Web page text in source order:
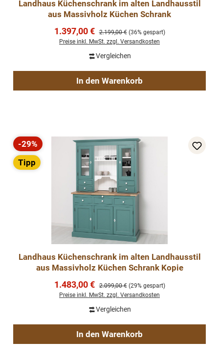
Landhaus Küchenschrank im alten Landhausstil
aus Massivholz Küchen Schrank
Verkaufspreis:
1.397,00 € Regulärer Preis:
2.199,00 € (36% gespart)
Preise inkl. MwSt. zzgl. Versandkosten
Vergleichen
In den Warenkorb
Rabatt
-29%
Tipp
Landhaus Küchenschrank im alten Landhausstil
aus Massivholz Küchen Schrank Kopie
Verkaufspreis:
1.483,00 € Regulärer Preis:
2.099,00 € (29% gespart)
Preise inkl. MwSt. zzgl. Versandkosten
Vergleichen
In den Warenkorb